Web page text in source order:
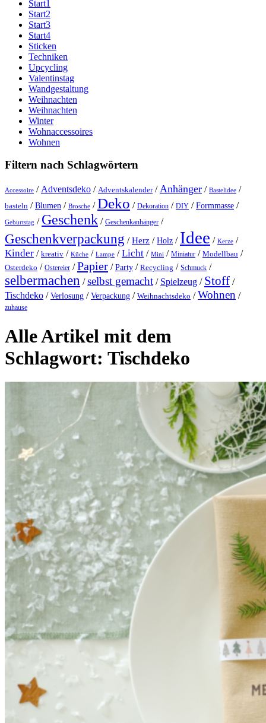
Start1
Start2
Start3
Start4
Sticken
Techniken
Upcycling
Valentinstag
Wandgestaltung
Weihnachten
Weihnachten
Winter
Wohnaccessoires
Wohnen
Filtern nach Schlagwörtern
Accessoire / Adventsdeko / Adventskalender/Anhänger / Bastelidee /
basteln /Blumen / Brosche /Deko / Dekoration / DIY /Formmasse /
Geburtstag / Geschenk / Geschenkanhänger /
Geschenkverpackung /Herz /Holz / Idee / Kerze /
Kinder / kreativ / Küche / Lampe /Licht / Mini / Miniatur / Modellbau /
Osterdeko / Ostereier /Papier /Party / Recycling / Schmuck /
selbermachen /selbst gemacht / Spielzeug / Stoff /
Tischdeko /Verlosung /Verpackung / Weihnachtsdeko /Wohnen /
zuhause
Alle Artikel mit dem
Schlagwort: Tischdeko